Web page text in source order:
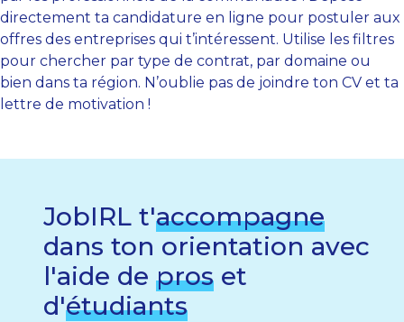
directement ta candidature en ligne pour postuler aux
offres des entreprises qui t’intéressent. Utilise les filtres
pour chercher par type de contrat, par domaine ou
bien dans ta région. N’oublie pas de joindre ton CV et ta
lettre de motivation !
JobIRL t'accompagne
dans ton orientation avec
l'aide de pros et
d'étudiants